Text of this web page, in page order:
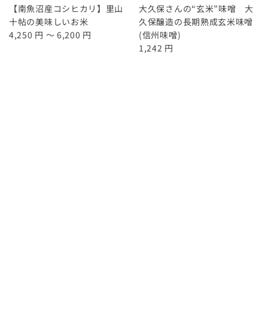
【南魚沼産コシヒカリ】里山
十帖の美味しいお米
4,250 円 ～ 6,200 円
大久保さんの“玄米”味噌 大
久保醸造の長期熟成玄米味噌
(信州味噌)
1,242 円